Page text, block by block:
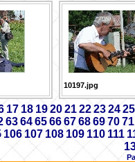
10197.jpg
17 18 19 20 21 22 23 24 25
63 64 65 66 67 68 69 70 71
106 107 108 109 110 111